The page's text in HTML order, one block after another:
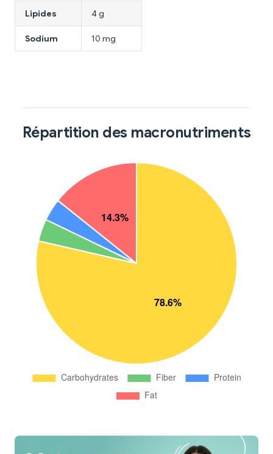
Lipides 4 g
Sodium 10 mg
Répartition des macronutriments